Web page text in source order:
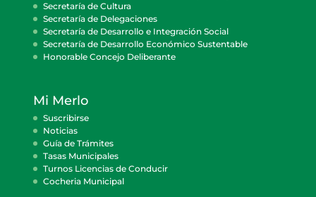
Secretaría de Cultura
Secretaría de Delegaciones
Secretaría de Desarrollo e Integración Social
Secretaría de Desarrollo Económico Sustentable
Honorable Concejo Deliberante
Mi Merlo
Suscribirse
Noticias
Guía de Trámites
Tasas Municipales
Turnos Licencias de Conducir
Cocheria Municipal